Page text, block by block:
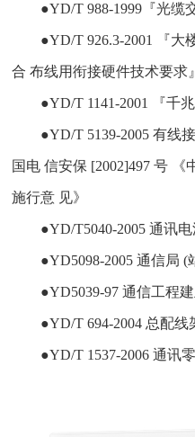
●YD/T 988-1999『光缆
●YD/T 926.3-2001 『大
合 布线用衔接硬件技术要求
●YD/T 1141-2001 『千兆
●YD/T 5139-2005 有线接
国电 信安保 [2002]497 号
施行意 见》
●YD/T5040-2005 通讯电
●YD5098-2005 通信局 (
●YD5039-97 通信工程建
●YD/T 694-2004 总配线
●YD/T 1537-2006 通讯零